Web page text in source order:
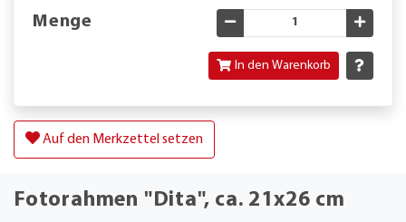
Menge Gewünschte Menge
In den Warenkorb
Auf den Merkzettel setzen
Fotorahmen "Dita", ca. 21x26 cm